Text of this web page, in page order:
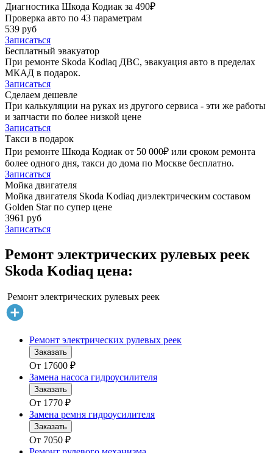
Диагностика Шкода Кодиак за 490₽
Проверка авто по 43 параметрам
539 руб
Записаться
Бесплатный эвакуатор
При ремонте Skoda Kodiaq ДВС, эвакуация авто в пределах
МКАД в подарок.
Записаться
Сделаем дешевле
При калькуляции на руках из другого сервиса - эти же работы
и запчасти по более низкой цене
Записаться
Такси в подарок
При ремонте Шкода Кодиак от 50 000₽ или сроком ремонта
более одного дня, такси до дома по Москве бесплатно.
Записаться
Мойка двигателя
Мойка двигателя Skoda Kodiaq диэлектрическим составом
Golden Star по супер цене
3961 руб
Записаться
Ремонт электрических рулевых реек
Skoda Kodiaq цена:
Ремонт электрических рулевых реек
Ремонт электрических рулевых реек
Заказать
От 17600 ₽
Замена насоса гидроусилителя
Заказать
От 1770 ₽
Замена ремня гидроусилителя
Заказать
От 7050 ₽